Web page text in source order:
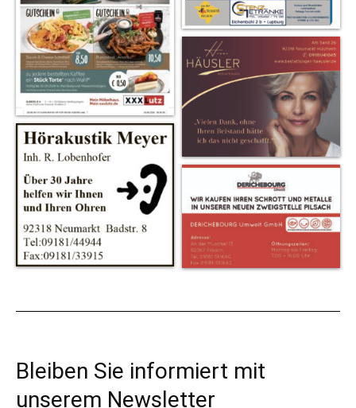
Bleiben Sie informiert mit
unserem Newsletter